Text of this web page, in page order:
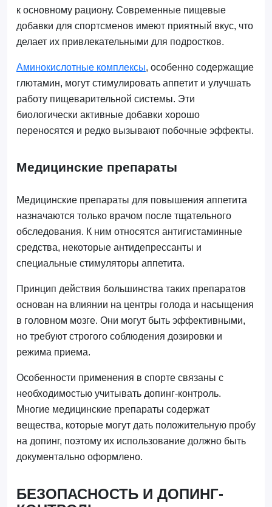
к основному рациону. Современные пищевые
добавки для спортсменов имеют приятный вкус, что
делает их привлекательными для подростков.
Аминокислотные комплексы, особенно содержащие
глютамин, могут стимулировать аппетит и улучшать
работу пищеварительной системы. Эти
биологически активные добавки хорошо
переносятся и редко вызывают побочные эффекты.
Медицинские препараты
Медицинские препараты для повышения аппетита
назначаются только врачом после тщательного
обследования. К ним относятся антигистаминные
средства, некоторые антидепрессанты и
специальные стимуляторы аппетита.
Принцип действия большинства таких препаратов
основан на влиянии на центры голода и насыщения
в головном мозге. Они могут быть эффективными,
но требуют строгого соблюдения дозировки и
режима приема.
Особенности применения в спорте связаны с
необходимостью учитывать допинг-контроль.
Многие медицинские препараты содержат
вещества, которые могут дать положительную пробу
на допинг, поэтому их использование должно быть
документально оформлено.
БЕЗОПАСНОСТЬ И ДОПИНГ-